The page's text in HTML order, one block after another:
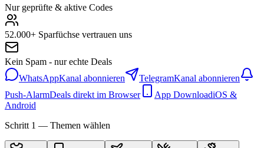
Nur geprüfte & aktive Codes
52.000+ Sparfüchse vertrauen uns
Kein Spam - nur echte Deals
WhatsAppKanal abonnieren TelegramKanal abonnieren
Push-AlarmDeals direkt im Browser App DownloadiOS &
Android
Schritt 1 — Themen wählen